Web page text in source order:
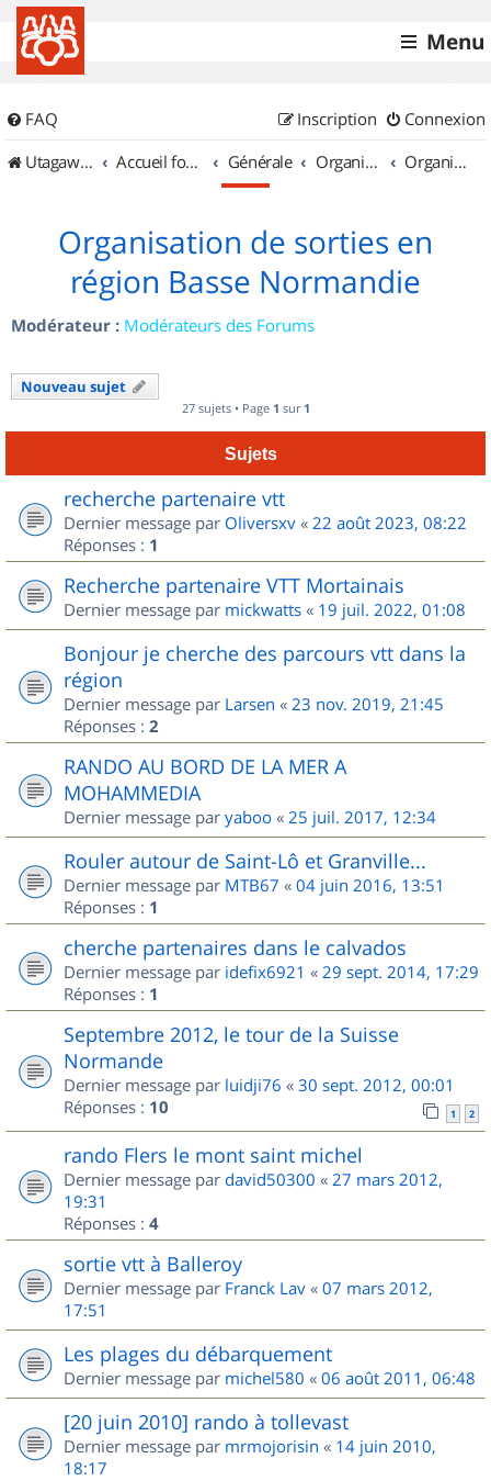
Menu
FAQ Connexion
Inscription
UtagawaVTT (Randos VTT et VTTAE avec traces GPS)
Accueil forum Générale Organisation de sorties & Recherche de partenaires Organisation de sorties en région Basse Normandie
Organisation de sorties en
région Basse Normandie
Modérateur : Modérateurs des Forums
Nouveau sujet
27 sujets • Page 1 sur 1
Sujets
recherche partenaire vtt
Dernier message par Oliversxv « 22 août 2023, 08:22
Réponses : 1
Recherche partenaire VTT Mortainais
Dernier message par mickwatts « 19 juil. 2022, 01:08
Bonjour je cherche des parcours vtt dans la
région
Dernier message par Larsen « 23 nov. 2019, 21:45
Réponses : 2
RANDO AU BORD DE LA MER A
MOHAMMEDIA
Dernier message par yaboo « 25 juil. 2017, 12:34
Rouler autour de Saint-Lô et Granville...
Dernier message par MTB67 « 04 juin 2016, 13:51
Réponses : 1
cherche partenaires dans le calvados
Dernier message par idefix6921 « 29 sept. 2014, 17:29
Réponses : 1
Septembre 2012, le tour de la Suisse
Normande
Dernier message par luidji76 « 30 sept. 2012, 00:01
Réponses : 10 1 2
rando Flers le mont saint michel
Dernier message par david50300 « 27 mars 2012,
19:31
Réponses : 4
sortie vtt à Balleroy
Dernier message par Franck Lav « 07 mars 2012,
17:51
Les plages du débarquement
Dernier message par michel580 « 06 août 2011, 06:48
[20 juin 2010] rando à tollevast
Dernier message par mrmojorisin « 14 juin 2010,
18:17